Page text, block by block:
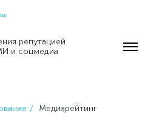
репутацией
и соцмедиа
Медиарейтинг